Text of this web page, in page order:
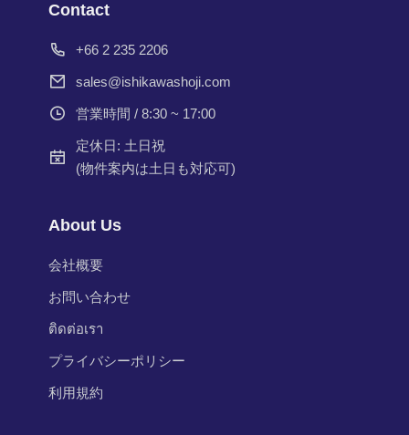
Contact
+66 2 235 2206
sales@ishikawashoji.com
営業時間 / 8:30 ~ 17:00
定休日: 土日祝
(物件案内は土日も対応可)
About Us
会社概要
お問い合わせ
ติดต่อเรา
プライバシーポリシー
利用規約